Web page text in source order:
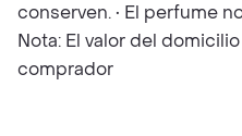
conserven. • El perfume
Nota: El valor del
comprador